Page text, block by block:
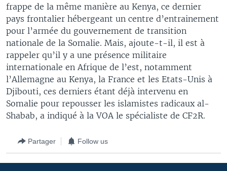
frappe de la même manière au Kenya, ce dernier
pays frontalier hébergeant un centre d’entrainement
pour l’armée du gouvernement de transition
nationale de la Somalie. Mais, ajoute-t-il, il est à
rappeler qu’il y a une présence militaire
internationale en Afrique de l’est, notamment
l’Allemagne au Kenya, la France et les Etats-Unis à
Djibouti, ces derniers étant déjà intervenu en
Somalie pour repousser les islamistes radicaux al-
Shabab, a indiqué à la VOA le spécialiste de CF2R.
Partager Follow us